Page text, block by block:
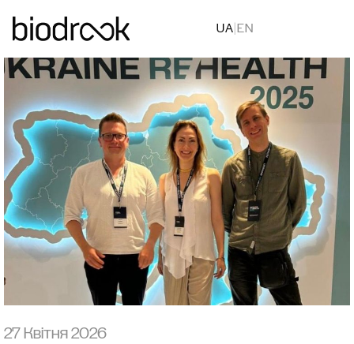
UA |EN
27 Квітня 2026